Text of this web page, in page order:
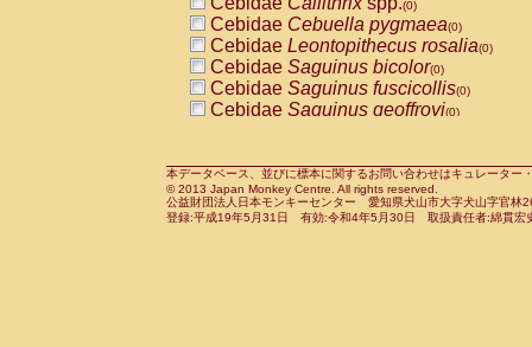
CercopithecidaeCercocebus
CercopithecidaeCercocebus
CercopithecidaeCercocebus
CercopithecidaeCercocebus
CercopithecidaeCercocebushybrid
CercopithecidaePapio anubis(0)
CercopithecidaePapio cynocephalus
CercopithecidaePapio hamadryas(0)
(0)
Cebidae Cebuella pygmaea(0)
Cebidae Leontopithecus rosalia(0)
Cebidae Saguinus bicolor(0)
Cebidae Saguinus fuscicollis(0)
Cebidae Saguinus geoffroyi(0)
CebidaeSaguinus leucopus(0)
CebidaeSaguinus midas(0)
Cebidae Saguinus mystax(0)
本データベース、並びに標本に関するお問い合わせはキュレータ
© 2013 Japan Monkey Centre. All rights reserved.
公益財団法人日本モンキーセンター 愛知県犬山市大字犬山字官
登録:平成19年5月31日 有効:令和4年5月30日 取扱責任者:綿貫宏